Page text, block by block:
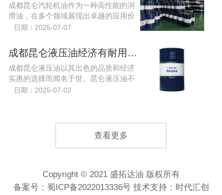
成都昆仑汽轮机油作为一种高性能的润
滑油，在多个领域展现出卓越的应用价
值。其主要使用领域包括电力行业、石
日期：2025-07-07
成都昆仑液压油经济有耐用的润滑油？
成都昆仑液压油以其出色的品质和经济
实惠的选择而闻名于世。昆仑液压油不
仅在市场上占有一席之地，更因其耐用
日期：2025-07-02
查看更多
Copyright © 2021 盛拓达油 版权所有
备案号： 蜀ICP备2022013336号技术支持：时代汇创